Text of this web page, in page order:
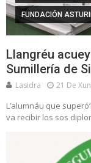
FUNDACIÓN
Llangréu
Sumillería de
Lasidra 21 De
L’alumnáu que
va recibir los sos